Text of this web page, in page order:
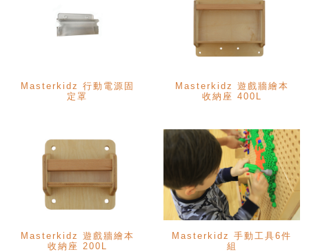
Masterkidz 行動電源固
定罩
Masterkidz 遊戲牆繪本
收納座 400L
Masterkidz 遊戲牆繪本
收納座 200L
Masterkidz 手動工具6件
組